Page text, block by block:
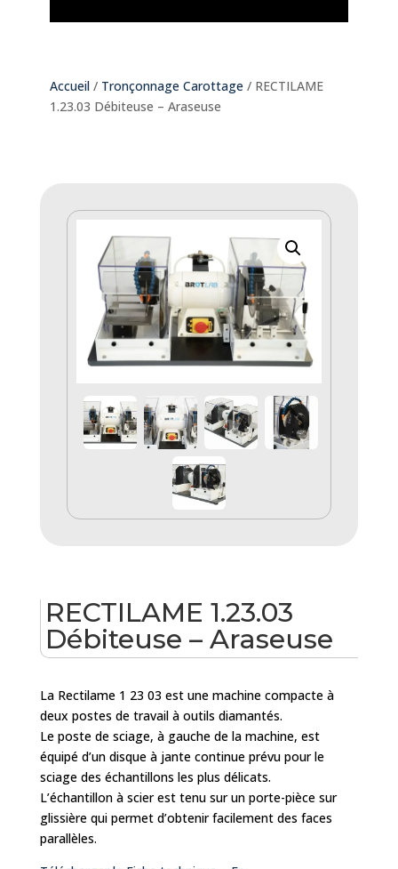
Accueil / Tronçonnage Carottage / RECTILAME
1.23.03 Débiteuse – Araseuse
RECTILAME 1.23.03
Débiteuse – Araseuse
La Rectilame 1 23 03 est une machine compacte à
deux postes de travail à outils diamantés.
Le poste de sciage, à gauche de la machine, est
équipé d’un disque à jante continue prévu pour le
sciage des échantillons les plus délicats.
L’échantillon à scier est tenu sur un porte-pièce sur
glissière qui permet d’obtenir facilement des faces
parallèles.